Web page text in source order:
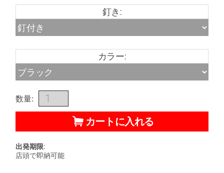
釘き:
カラー:
数量:
カートに入れる
出発期限:
店頭で即納可能